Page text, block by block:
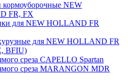
кормоуборочные NEW
FR, FX
для NEW HOLLAND FR
для NEW HOLLAND FR
BFIU)
среза CAPELLO Spartan
среза MARANGON MDR